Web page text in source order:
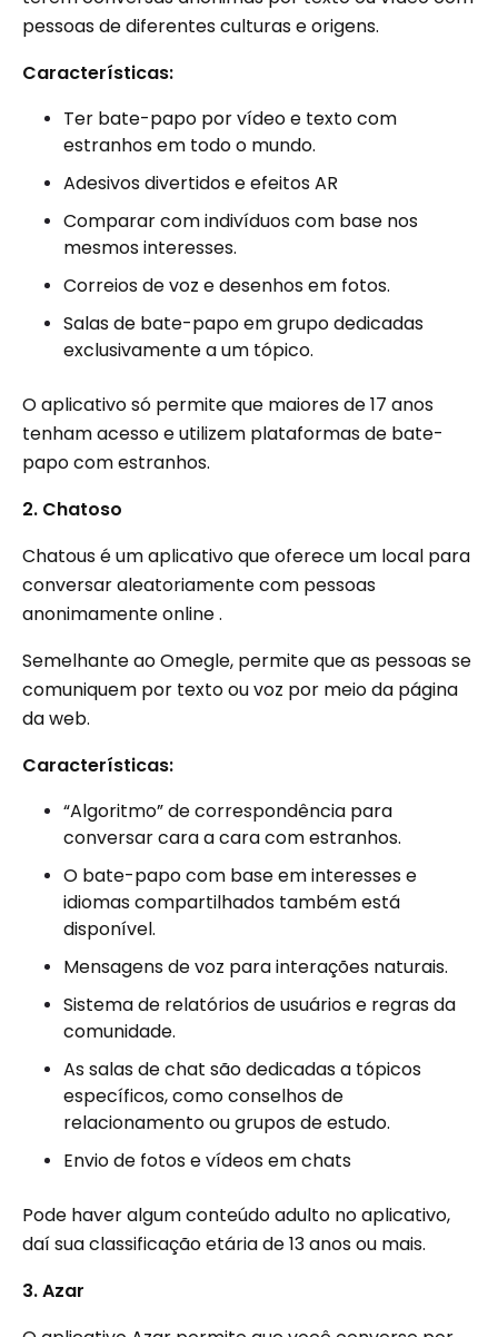
pessoas de diferentes culturas e origens.
Características:
Ter bate-papo por vídeo e texto com
estranhos em todo o mundo.
Adesivos divertidos e efeitos AR
Comparar com indivíduos com base nos
mesmos interesses.
Correios de voz e desenhos em fotos.
Salas de bate-papo em grupo dedicadas
exclusivamente a um tópico.
O aplicativo só permite que maiores de 17 anos
tenham acesso e utilizem plataformas de bate-
papo com estranhos.
2. Chatoso
Chatous é um aplicativo que oferece um local para
conversar aleatoriamente com pessoas
anonimamente online .
Semelhante ao Omegle, permite que as pessoas se
comuniquem por texto ou voz por meio da página
da web.
Características:
“Algoritmo” de correspondência para
conversar cara a cara com estranhos.
O bate-papo com base em interesses e
idiomas compartilhados também está
disponível.
Mensagens de voz para interações naturais.
Sistema de relatórios de usuários e regras da
comunidade.
As salas de chat são dedicadas a tópicos
específicos, como conselhos de
relacionamento ou grupos de estudo.
Envio de fotos e vídeos em chats
Pode haver algum conteúdo adulto no aplicativo,
daí sua classificação etária de 13 anos ou mais.
3. Azar